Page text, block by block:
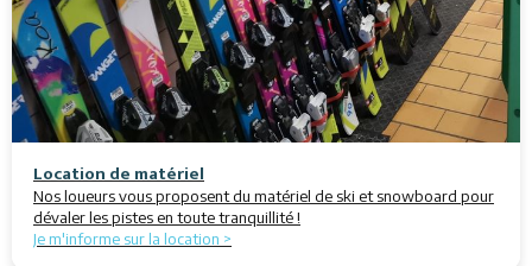
Location de matériel
Nos loueurs vous proposent du matériel de ski et snowboard pour
dévaler les pistes en toute tranquillité !
Je m'informe sur la location >